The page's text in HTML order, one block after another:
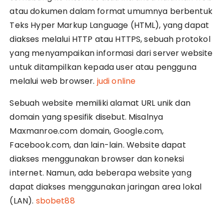
atau dokumen dalam format umumnya berbentuk
Teks Hyper Markup Language (HTML), yang dapat
diakses melalui HTTP atau HTTPS, sebuah protokol
yang menyampaikan informasi dari server website
untuk ditampilkan kepada user atau pengguna
melalui web browser. judi online
Sebuah website memiliki alamat URL unik dan
domain yang spesifik disebut. Misalnya
Maxmanroe.com domain, Google.com,
Facebook.com, dan lain-lain. Website dapat
diakses menggunakan browser dan koneksi
internet. Namun, ada beberapa website yang
dapat diakses menggunakan jaringan area lokal
(LAN). sbobet88